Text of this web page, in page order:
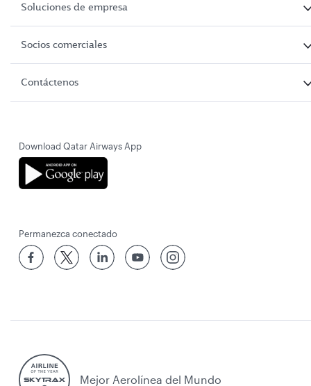
Soluciones de empresa
Socios comerciales
Contáctenos
Download Qatar Airways App
Permanezca conectado
Mejor Aerolínea del Mundo